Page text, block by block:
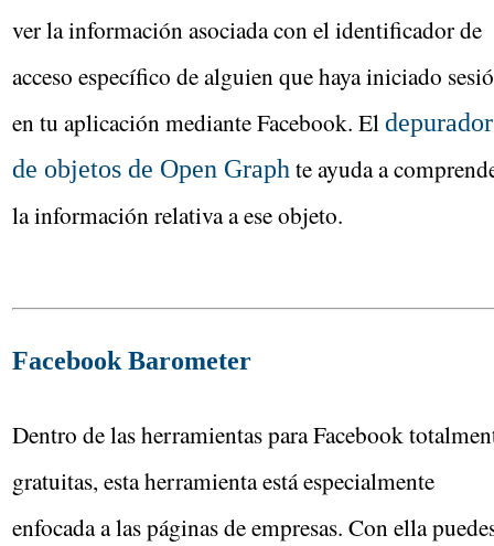
ver la información asociada con el identificador de
acceso específico de alguien que haya iniciado
en tu aplicación mediante Facebook. El depurador
de objetos de Open Graph te ayuda a
la información relativa a ese objeto.
Facebook Barometer
Dentro de las herramientas para Facebook
gratuitas, esta herramienta está especialmente
enfocada a las páginas de empresas. Con ella